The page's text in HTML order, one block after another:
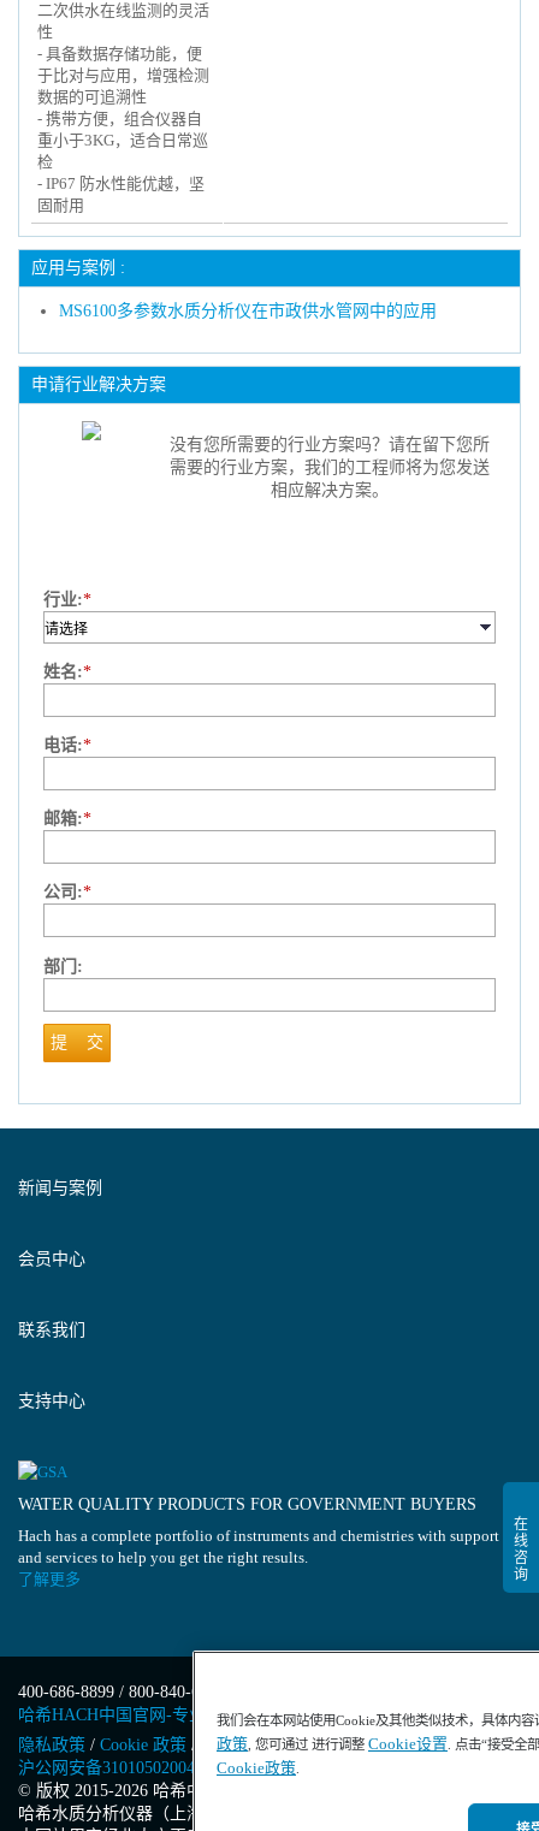
二次供水在线监测的灵活
性
- 具备数据存储功能，便
于比对与应用，增强检测
数据的可追溯性
- 携带方便，组合仪器自
重小于3KG，适合日常巡
检
- IP67 防水性能优越，坚
固耐用
应用与案例 :
MS6100多参数水质分析仪在市政供水管网中的应用
申请行业解决方案
没有您所需要的行业方案吗？请在留下您所
需要的行业方案，我们的工程师将为您发送
相应解决方案。
行业:*
姓名:*
电话:*
邮箱:*
公司:*
部门:
提 交
新闻与案例
会员中心
联系我们
支持中心
WATER QUALITY PRODUCTS FOR GOVERNMENT BUYERS
Hach has a complete portfolio of instruments and chemistries with support
and services to help you get the right results.
了解更多
400-686-8899 / 800-840-6026
哈希HACH中国官网-专业水质分析仪器
隐私政策 / Cookie 政策 / Cookie 设置/沪ICP备13034148号-4/
沪公网安备31010502004971号/沪(浦)应急管危经许[2023]201871
© 版权 2015-2026 哈希中国版权所有
哈希水质分析仪器（上海）有限公司
我们会在本网站使用Cookie及其他类似技术，具体内
政策, 您可通过 进行调整 Cookie设置. 点击“接受全
Cookie政策.